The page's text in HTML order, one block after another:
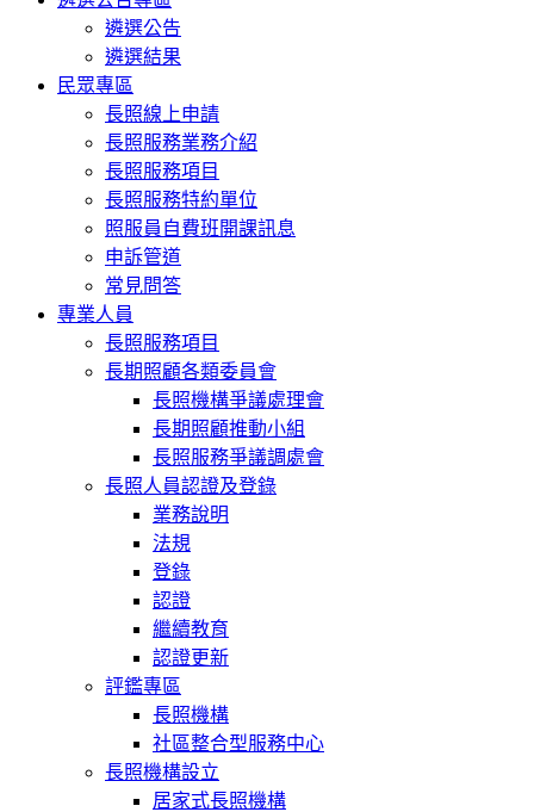
遴選公告
遴選結果
民眾專區
長照線上申請
長照服務業務介紹
長照服務項目
長照服務特約單位
照服員自費班開課訊息
申訴管道
常見問答
專業人員
長照服務項目
長期照顧各類委員會
長照機構爭議處理會
長期照顧推動小組
長照服務爭議調處會
長照人員認證及登錄
業務說明
法規
登錄
認證
繼續教育
認證更新
評鑑專區
長照機構
社區整合型服務中心
長照機構設立
居家式長照機構